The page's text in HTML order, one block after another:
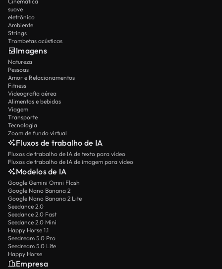
suave
eletrônico
Ambiente
Strings
Trombetas acústicas
Imagens
Natureza
Pessoas
Amor e Relacionamentos
Fitness
Videografia aérea
Alimentos e bebidas
Viagem
Transporte
Tecnologia
Zoom de fundo virtual
Fluxos de trabalho de IA
Fluxos de trabalho de IA de texto para vídeo
Fluxos de trabalho de IA de imagem para vídeo
Modelos de IA
Google Gemini Omni Flash
Google Nano Banana 2
Google Nano Banana 2 Lite
Seedance 2.0
Seedance 2.0 Fast
Seedance 2.0 Mini
Happy Horse 1.1
Seedream 5.0 Pro
Seedream 5.0 Lite
Happy Horse
Empresa